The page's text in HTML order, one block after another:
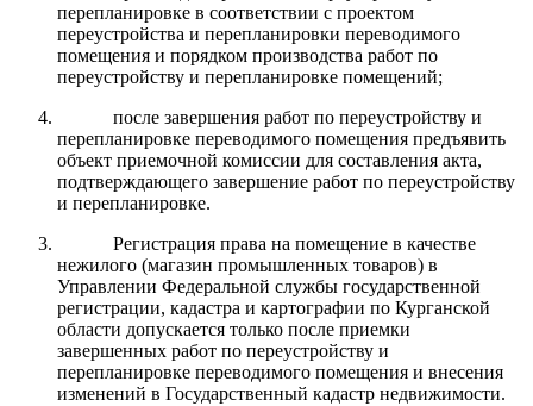
перепланировке в соответствии с проектом
переустройства и перепланировки переводимого
помещения и порядком производства работ по
переустройству и перепланировке помещений;
после завершения работ по переустройству и
перепланировке переводимого помещения предъявить
объект приемочной комиссии для составления акта,
подтверждающего завершение работ по переустройству
и перепланировке.
Регистрация права на помещение в качестве
нежилого (магазин промышленных товаров) в
Управлении Федеральной службы государственной
регистрации, кадастра и картографии по Курганской
области допускается только после приемки
завершенных работ по переустройству и
перепланировке переводимого помещения и внесения
изменений в Государственный кадастр недвижимости.